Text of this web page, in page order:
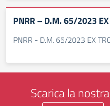
PNRR – D.M. 65/2023 EX
PNRR - D.M. 65/2023 EX
Scarica la